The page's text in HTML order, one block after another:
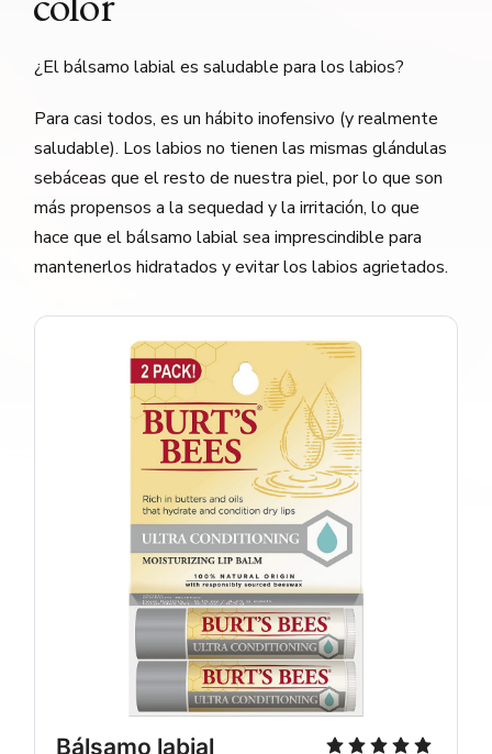
¿El bálsamo labial es saludable para los labios?
Para casi todos, es un hábito inofensivo (y realmente
saludable). Los labios no tienen las mismas glándulas
sebáceas que el resto de nuestra piel, por lo que son
más propensos a la sequedad y la irritación, lo que
hace que el bálsamo labial sea imprescindible para
mantenerlos hidratados y evitar los labios agrietados.
Bálsamo labial